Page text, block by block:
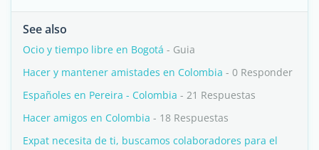
See also
Ocio y tiempo libre en Bogotá - Guia
Hacer y mantener amistades en Colombia - 0 Responder
Españoles en Pereira - Colombia - 21 Respuestas
Hacer amigos en Colombia - 18 Respuestas
Expat necesita de ti, buscamos colaboradores para el